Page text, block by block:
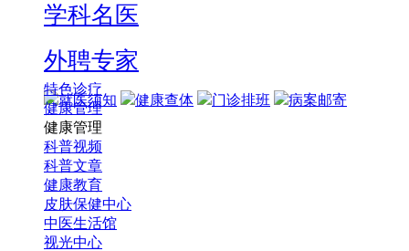
学科名医
外聘专家
就医须知 健康查体 门诊排班 病案邮寄
特色诊疗
健康管理
健康管理
科普视频
科普文章
健康教育
皮肤保健中心
中医生活馆
视光中心